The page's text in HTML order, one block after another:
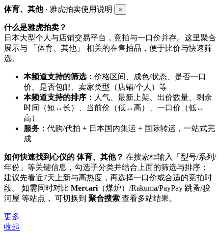
体育、其他· 雅虎拍卖使用说明 ×
什么是雅虎拍卖？
日本大型个人与店铺交易平台，竞拍与一口价并存。这里聚合
展示与 「体育、其他」 相关的在售拍品，便于比价与快速筛
选。
本频道支持的筛选： 价格区间、成色/状态、是否一口
价、是否包邮、卖家类型（店铺/个人）等
本频道支持的排序： 人气、最新上架、出价数量、剩余
时间（短↔长）、当前价（低↔高）、一口价（低↔
高）
服务： 代购/代拍 + 日本国内集运 + 国际转运，一站式完
成
如何快速找到心仪的 体育、其他？ 在搜索框输入「型号/系列/
年份」等关键信息，勾选子分类并结合上面的筛选与排序；
建议先看近7天上新与高热度，再选择一口价或合适的竞拍时
段。 如需同时对比 Mercari （煤炉）/Rakuma/PayPay 跳蚤/骏
河屋 等站点， 可切换到 聚合搜索 查看多站结果。
更多
收起